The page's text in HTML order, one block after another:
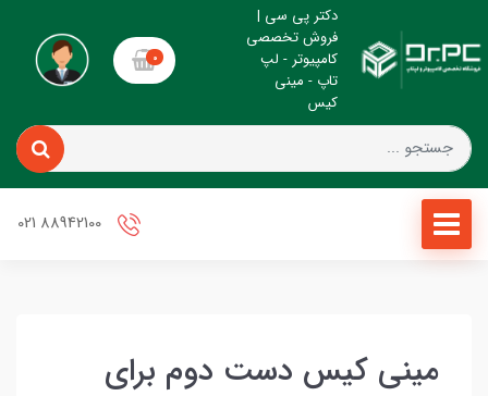
دکتر پی سی |
فروش تخصصی
کامپیوتر - لپ
تاپ - مینی
کیس
0
مینی کیس دست دوم برای